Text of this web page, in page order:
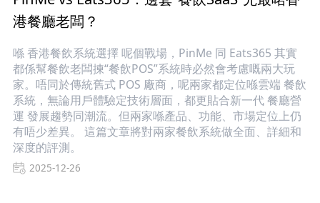
港餐廳老闆？
喺 香港餐飲系統選擇 呢個戰場，PinMe 同 Eats365 其實
都係幫餐飲老闆揀“餐飲POS”系統時必然會考慮嘅兩大玩
家。唔同於傳統舊式 POS 廠商，呢兩家都定位喺雲端 餐飲
系統，無論用戶體驗定技術層面，都更貼合新一代 餐廳營
運 發展趨勢同潮流。但兩家喺產品、功能、市場定位上仍
有唔少差異。 這篇文章將對兩家餐飲系統做全面、詳細和
深度的評測。
2025-12-26